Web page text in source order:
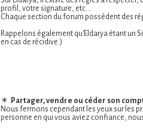
profil, votre signature, etc...
Chaque section du forum possèdent des
Rappelons également qu'Eldarya étant un
en cas de récidive.)
☀ Partager, vendre ou céder son
Nous fermons cependant les yeux sur les
personne en qui vous aviez confiance,